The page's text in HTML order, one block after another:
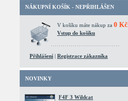
NÁKUPNÍ KOŠÍK - NEPŘIHLÁŠEN
V košíku máte nákup za 0 Kč
Vstup do košíku
Přihlášení | Registrace zákazníka
NOVINKY
F4F 3 Wildcat